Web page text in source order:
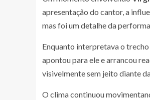
apresentação do cantor, a
mas foi um detalhe da
Enquanto interpretava o trecho
apontou para ele e arrancou
visivelmente sem jeito diante
O clima continuou